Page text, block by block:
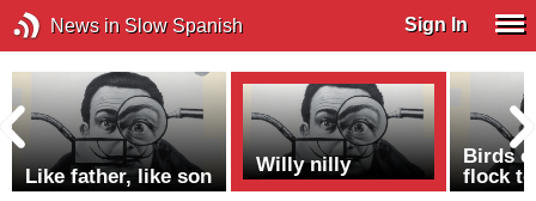
News in Slow Spanish Sign In
Like father, like son Willy nilly
Birds
flock